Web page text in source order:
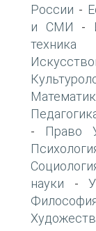
России -
и СМИ -
- Право
науки -